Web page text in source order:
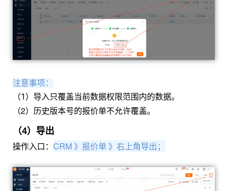
注意事项：
（1）导入只覆盖当前数据权限范围内的数据。
（2）历史版本号的报价单不允许覆盖。
（4）导出
操作入口： CRM 》报价单 》右上角导出；